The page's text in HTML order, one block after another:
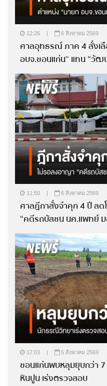
12:26 6 สิงหาคม 2569
ศาลอุทธรณ์ ภาค 4 สั่งเ
อบจ.ขอนแก่น” แทน “วัฒ
11:50 | 6 สิงหาคม 2569
ศาลฎีกาสั่งจำคุก 4 ปี ลด
“คดีรถบัสชน นศ.แพทย์ ม
17:03 | 5 สิงหาคม 2569
ขอนแก่นพบหลุมยุบกว่า
หินปูน เร่งตรวจสอบ